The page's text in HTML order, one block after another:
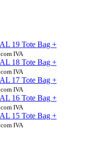
Tote Bag +
com IVA
Tote Bag +
com IVA
Tote Bag +
com IVA
Tote Bag +
com IVA
Tote Bag +
com IVA